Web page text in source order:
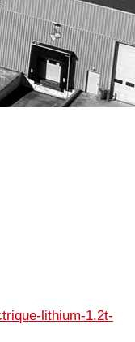
lithium-1.2t-